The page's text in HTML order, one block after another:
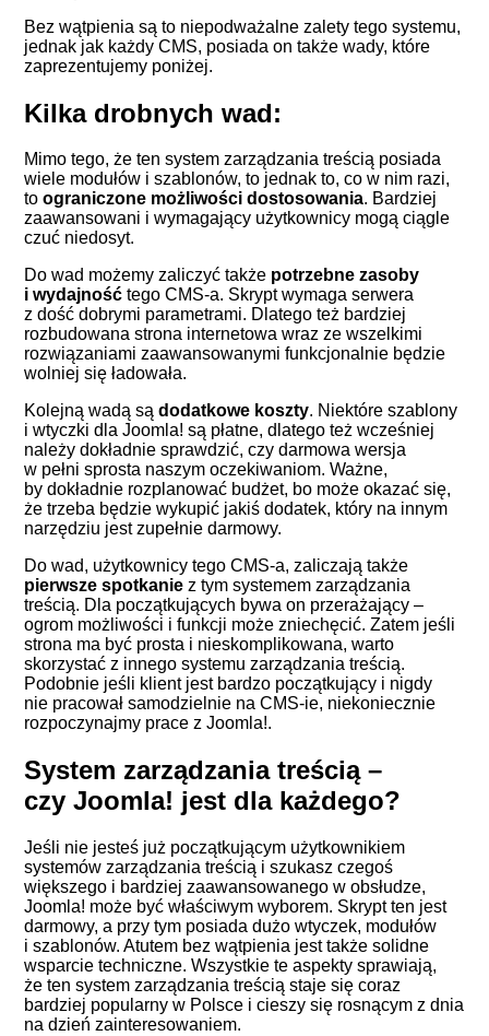
Bez wątpienia są to niepodważalne zalety tego systemu,
jednak jak każdy CMS, posiada on także wady, które
zaprezentujemy poniżej.
Kilka drobnych wad:
Mimo tego, że ten system zarządzania treścią posiada
wiele modułów i szablonów, to jednak to, co w nim razi,
toograniczone możliwości dostosowania. Bardziej
zaawansowani i wymagający użytkownicy mogą ciągle
czuć niedosyt.
Do wad możemy zaliczyć także potrzebne zasoby
i wydajność tego CMS-a. Skrypt wymaga serwera
z dość dobrymi parametrami. Dlatego też bardziej
rozbudowana strona internetowa wraz ze wszelkimi
rozwiązaniami zaawansowanymi funkcjonalnie będzie
wolniej się ładowała.
Kolejną wadą sądodatkowe koszty. Niektóre szablony
i wtyczki dla Joomla! są płatne, dlatego też wcześniej
należy dokładnie sprawdzić, czy darmowa wersja
w pełni sprosta naszym oczekiwaniom. Ważne,
by dokładnie rozplanować budżet, bo może okazać się,
że trzeba będzie wykupić jakiś dodatek, który na innym
narzędziu jest zupełnie darmowy.
Do wad, użytkownicy tego CMS-a, zaliczają także
pierwsze spotkanie z tym systemem zarządzania
treścią. Dla początkujących bywa on przerażający –
ogrom możliwości i funkcji może zniechęcić. Zatem jeśli
strona ma być prosta i nieskomplikowana, warto
skorzystać z innego systemu zarządzania treścią.
Podobnie jeśli klient jest bardzo początkujący i nigdy
nie pracował samodzielnie na CMS-ie, niekoniecznie
rozpoczynajmy prace z Joomla!.
System zarządzania treścią –
czy Joomla! jest dla każdego?
Jeśli nie jesteś już początkującym użytkownikiem
systemów zarządzania treścią i szukasz czegoś
większego i bardziej zaawansowanego w obsłudze,
Joomla! może być właściwym wyborem. Skrypt ten jest
darmowy, a przy tym posiada dużo wtyczek, modułów
i szablonów. Atutem bez wątpienia jest także solidne
wsparcie techniczne. Wszystkie te aspekty sprawiają,
że ten system zarządzania treścią staje się coraz
bardziej popularny w Polsce i cieszy się rosnącym z dnia
na dzień zainteresowaniem.